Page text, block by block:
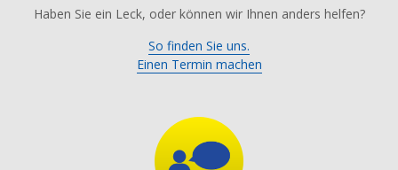
Haben Sie ein Leck, oder können wir Ihnen anders helfen?
So finden Sie uns.
Einen Termin machen